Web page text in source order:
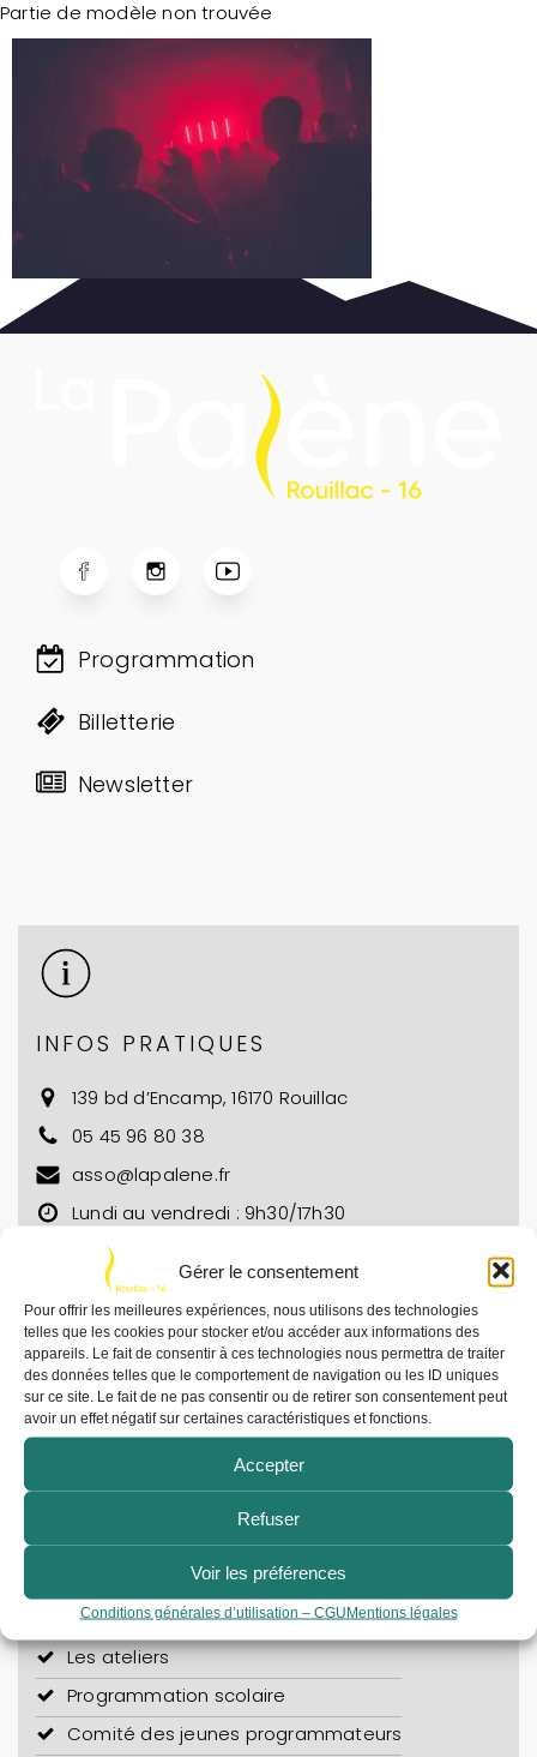
Gérer le consentement
Pour offrir les meilleures expériences, nous utilisons des technologies
telles que les cookies pour stocker et/ou accéder aux informations des
appareils. Le fait de consentir à ces technologies nous permettra de traiter
des données telles que le comportement de navigation ou les ID uniques
sur ce site. Le fait de ne pas consentir ou de retirer son consentement peut
avoir un effet négatif sur certaines caractéristiques et fonctions.
Accepter
Refuser
Voir les préférences
Conditions générales d’utilisation – CGUMentions légales
Partie de modèle non trouvée
Programmation
Billetterie
Newsletter
INFOS PRATIQUES
139 bd d’Encamp, 16170 Rouillac
05 45 96 80 38​​
asso@lapalene.fr
Lundi au vendredi : 9h30/17h30
Billetterie et Café :
Mercredi de 14h à 19h
Jeudi et vendredi : de 16h30 à 19h
Les salles du Centre Culturel Le Vingt-Sept
sont disponibles à la location :
CLIQUEZ ICI POUR + D’INFOS
LES PUBLICS
Les ateliers
Programmation scolaire
Comité des jeunes programmateurs